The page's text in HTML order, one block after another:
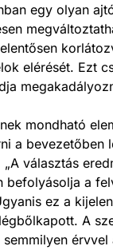
egy olyan
elérését. Ezt
mondható
a bevezetőben
választás
befolyásolja a
ez a
A